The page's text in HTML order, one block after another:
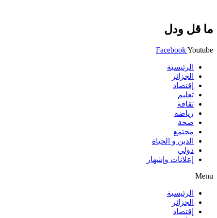
ما قل ودل
FacebookYoutube
الرئيسية
الجزائر
إقتصاد
تعليم
ثقافة
رياضة
صحة
مجتمع
الدين و الحياة
دولي
إعلانات وإشهار
Menu
الرئيسية
الجزائر
إقتصاد